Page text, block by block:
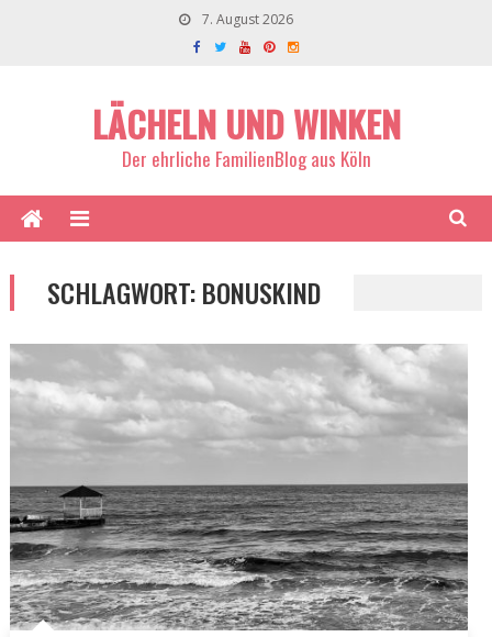
7. August 2026
LÄCHELN UND WINKEN
Der ehrliche FamilienBlog aus Köln
SCHLAGWORT:BONUSKIND